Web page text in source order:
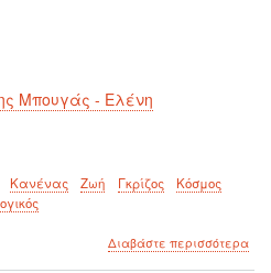
Μπουγάς - Ελένη
Κανένας Ζωή Γκρίζος
Κόσμος
Διαβάστε περισσότεραγια